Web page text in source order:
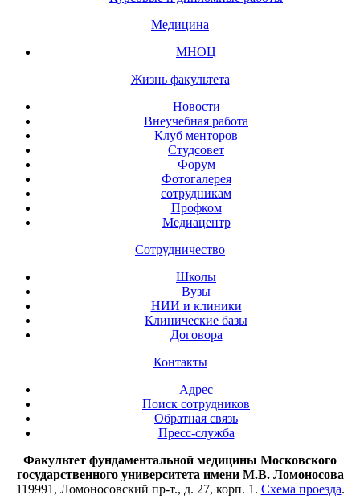
Медицина
МНОЦ
Жизнь факультета
Новости
Внеучебная работа
Клуб менторов
Студсовет
Форум
Фотогалерея
сотрудникам
Профком
Медиацентр
Сотрудничество
Школы
Вузы
НИИ и клиники
Клинические базы
Договора
Контакты
Адрес
Поиск сотрудников
Обратная связь
Пресс-служба
Факультет фундаментальной медицины Московского
государственного университета имени М.В. Ломоносова
119991, Ломоносовский пр-т., д. 27, корп. 1. Схема проезда.